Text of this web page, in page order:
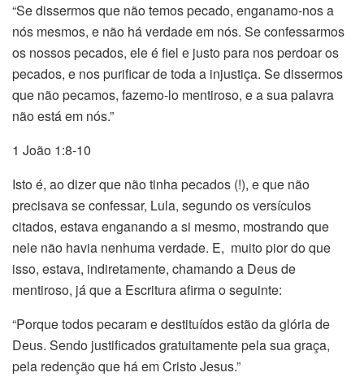
“Se dissermos que não temos pecado, enganamo-nos a
nós mesmos, e não há verdade em nós. Se confessarmos
os nossos pecados, ele é fiel e justo para nos perdoar os
pecados, e nos purificar de toda a injustiça. Se dissermos
que não pecamos, fazemo-lo mentiroso, e a sua palavra
não está em nós.”
1 João 1:8-10
Isto é, ao dizer que não tinha pecados (!), e que não
precisava se confessar, Lula, segundo os versículos
citados, estava enganando a si mesmo, mostrando que
nele não havia nenhuma verdade. E, muito pior do que
isso, estava, indiretamente, chamando a Deus de
mentiroso, já que a Escritura afirma o seguinte:
“Porque todos pecaram e destituídos estão da glória de
Deus. Sendo justificados gratuitamente pela sua graça,
pela redenção que há em Cristo Jesus.”